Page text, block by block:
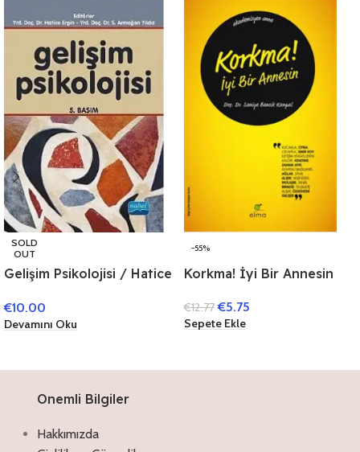
SOLD
OUT
Gelişim Psikolojisi / Hatice
€10.00
Devamını Oku
-55%
Korkma! İyi Bir Annesin
€12.77 €5.75
Sepete Ekle
Onemli Bilgiler
Hakkımızda